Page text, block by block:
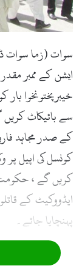
ایشن کے ممبر
خیبرپختونخوا
سے بائیکاٹ
کے صدر مجاہد
کونسل کی اپیل
کریں گے ،
ایڈووکیٹ کے
پہنچایا جائے۔